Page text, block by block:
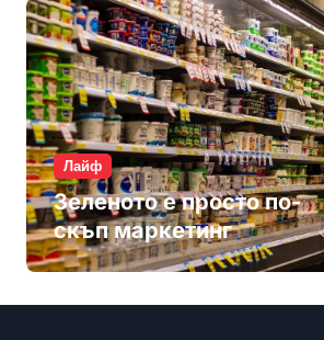
Лайф
Зеленото е просто по-
скъп маркетинг